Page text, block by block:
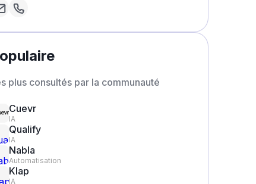
plus consultés par la communauté
Cuevr
IA
Qualify
IA
Nabla
Automatisation
Klap
IA